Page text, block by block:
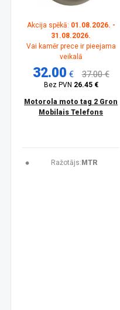
Akcija spēkā: 01.08.2026. -
31.08.2026.
Vai kamēr prece ir pieejama
veikalā
32.00 € 37.00 €
Bez PVN 26.45 €
Motorola moto tag 2 Gron
Mobilais Telefons
Ražotājs: MTR